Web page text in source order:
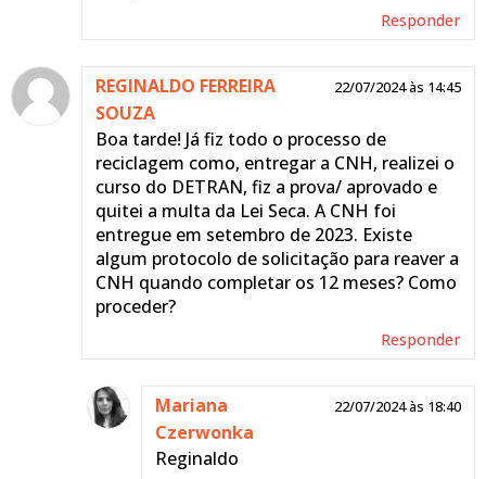
Responder
REGINALDO FERREIRA
SOUZA
22/07/2024 às 14:45
Boa tarde! Já fiz todo o processo de
reciclagem como, entregar a CNH, realizei o
curso do DETRAN, fiz a prova/ aprovado e
quitei a multa da Lei Seca. A CNH foi
entregue em setembro de 2023. Existe
algum protocolo de solicitação para reaver a
CNH quando completar os 12 meses? Como
proceder?
Responder
Mariana
Czerwonka
22/07/2024 às 18:40
Reginaldo